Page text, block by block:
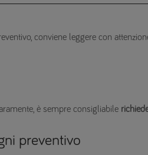
conviene leggere con
è sempre consigliabile
preventivo